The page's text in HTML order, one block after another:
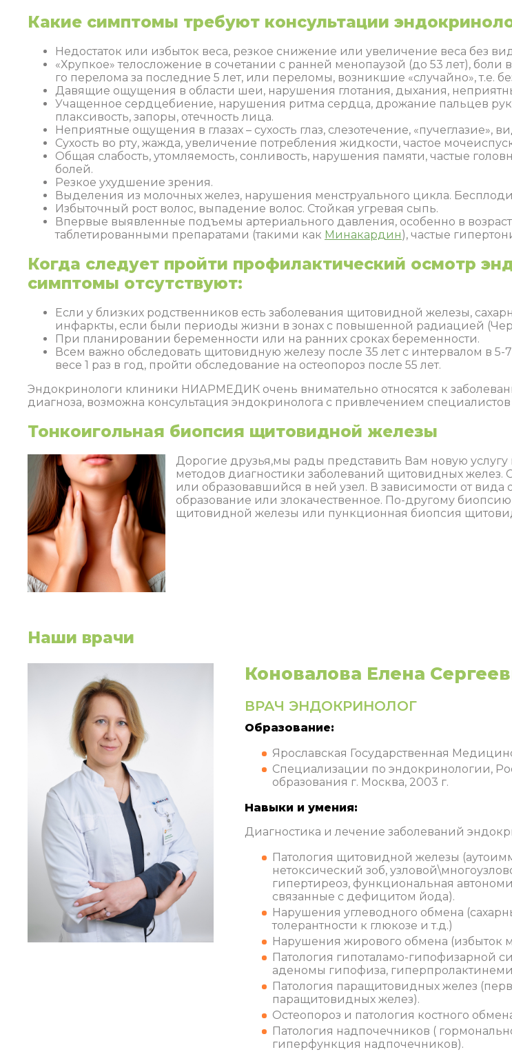
Какие симптомы требуют консультации
Недостаток или избыток веса, резкое снижение или увеличение веса без
«Хрупкое» телосложение в сочетании с ранней менопаузой (до 53 лет), боли
го перелома за последние 5 лет, или переломы, возникшие «случайно», т.е.
Давящие ощущения в области шеи, нарушения глотания, дыхания,
Учащенное сердцебиение, нарушения ритма сердца, дрожание пальцев
плаксивость, запоры, отечность лица.
Неприятные ощущения в глазах – сухость глаз, слезотечение,
Сухость во рту, жажда, увеличение потребления жидкости, частое
Общая слабость, утомляемость, сонливость, нарушения памяти, частые
болей.
Резкое ухудшение зрения.
Выделения из молочных желез, нарушения менструального цикла.
Избыточный рост волос, выпадение волос. Стойкая угревая сыпь.
Впервые выявленные подъемы артериального давления, особенно в
таблетированными препаратами (такими как Минакардин), частые
Когда следует пройти профилактический осмотр
симптомы отсутствуют:
Если у близких родственников есть заболевания щитовидной железы,
инфаркты, если были периоды жизни в зонах с повышенной радиацией
При планировании беременности или на ранних сроках беременности.
Всем важно обследовать щитовидную железу после 35 лет с интервалом в 5-
весе 1 раз в год, пройти обследование на остеопороз после 55 лет.
Эндокринологи клиники НИАРМЕДИК очень внимательно относятся к
диагноза, возможна консультация эндокринолога с привлечением
Тонкоигольная биопсия щитовидной железы
Дорогие друзья,мы рады представить Вам новую
методов диагностики заболеваний щитовидных желез.
или образовавшийся в ней узел. В зависимости от
образование или злокачественное. По-другому
щитовидной железы или пункционная биопсия
Наши врачи
Коновалова Елена
ВРАЧ ЭНДОКРИНОЛОГ
Образование:
Ярославская Государственная
Специализации по эндокринологии,
образования г. Москва, 2003 г.
Навыки и умения:
Диагностика и лечение заболеваний
Патология щитовидной железы
нетоксический зоб,
гипертиреоз, функциональная
связанные с дефицитом йода).
Нарушения углеводного обмена
толерантности к глюкозе и т.д.)
Нарушения жирового обмена (избыток
Патология гипоталамо-гипофизарной
аденомы гипофиза,
Патология паращитовидных желез
паращитовидных желез).
Остеопороз и патология костного
Патология надпочечников (
гиперфункция надпочечников).